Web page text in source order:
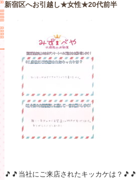
新宿区へお引越し★女性★20代前半
🎵🎵当社にご来店されたキッカケは？🎵🎵